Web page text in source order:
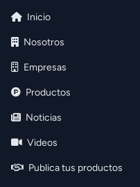
Inicio
Nosotros
Empresas
Productos
Noticias
Videos
Publica tus productos